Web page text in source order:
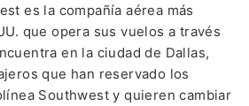
es la compañía aérea más
que opera sus vuelos a través
en la ciudad de Dallas,
que han reservado los
Southwest y quieren cambiar